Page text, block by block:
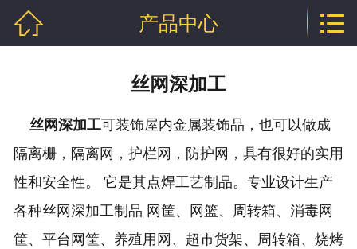
程泰业绩
企业资质
 产品中心 
丝网深加工
丝网深加工可装饰屋内金属装饰品，也可以做成
隔离栅，隔离网，护栏网，防护网，具有很好的实用
性和安全性。 它是其点焊工艺制品。专业设计生产
各种丝网深加工制品 网筐、网篮、周转箱、消毒网
筐、平台网筐、养殖用网、超市货架、周转箱、烧烤